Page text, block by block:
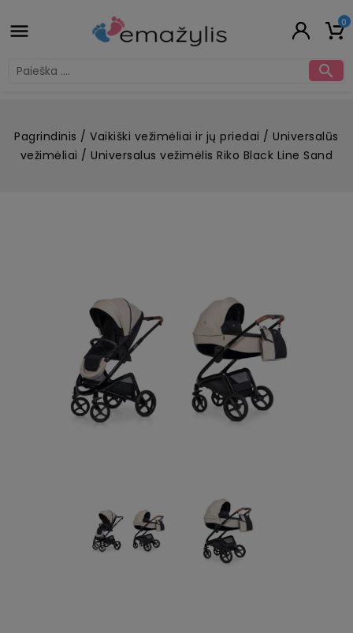
 0

Pagrindinis Vaikiški vežimėliai ir jų priedai
Universalūs
vežimėliai
Universalus vežimėlis Riko Black Line Sand